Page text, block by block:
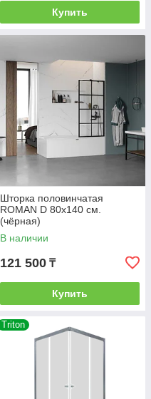
Купить
Шторка половинчатая
ROMAN D 80х140 см.
(чёрная)
В наличии
121 500 ₸
Купить
Triton